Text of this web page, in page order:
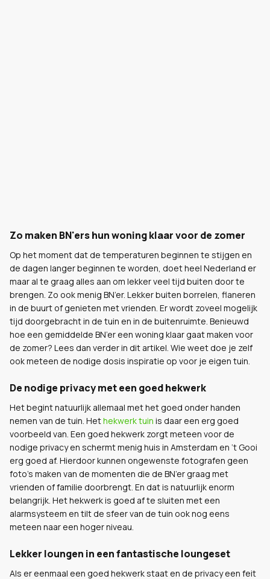
Zo maken BN'ers hun woning klaar voor de zomer
Op het moment dat de temperaturen beginnen te stijgen en
de dagen langer beginnen te worden, doet heel Nederland er
maar al te graag alles aan om lekker veel tijd buiten door te
brengen. Zo ook menig BN’er. Lekker buiten borrelen, flaneren
in de buurt of genieten met vrienden. Er wordt zoveel mogelijk
tijd doorgebracht in de tuin en in de buitenruimte. Benieuwd
hoe een gemiddelde BN’er een woning klaar gaat maken voor
de zomer? Lees dan verder in dit artikel. Wie weet doe je zelf
ook meteen de nodige dosis inspiratie op voor je eigen tuin.
De nodige privacy met een goed hekwerk
Het begint natuurlijk allemaal met het goed onder handen
nemen van de tuin. Hethekwerk tuin is daar een erg goed
voorbeeld van. Een goed hekwerk zorgt meteen voor de
nodige privacy en schermt menig huis in Amsterdam en ‘t Gooi
erg goed af. Hierdoor kunnen ongewenste fotografen geen
foto’s maken van de momenten die de BN’er graag met
vrienden of familie doorbrengt. En dat is natuurlijk enorm
belangrijk. Het hekwerk is goed af te sluiten met een
alarmsysteem en tilt de sfeer van de tuin ook nog eens
meteen naar een hoger niveau.
Lekker loungen in een fantastische loungeset
Als er eenmaal een goed hekwerk staat en de privacy een feit